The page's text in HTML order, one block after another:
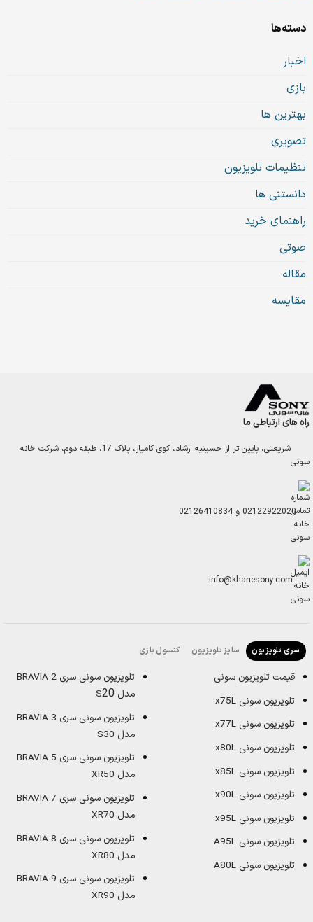
دسته‌ها
اخبار
بازی
بهترین ها
تصویری
تنظیمات تلویزیون
دانستنی ها
راهنمای خرید
صوتی
مقاله
مقایسه
راه های ارتباطی ما
شریعتی، پایین تر از حسینیه ارشاد، کوی کامیار، پلاک 17، طبقه دوم، شرکت خانه
سونی
02122922020 و02126410834
info@khanesony.com
سری تلویزیون سایز تلویزیون کنسول بازی
قیمت تلویزیون سونی
تلویزیون سونی x75L
تلویزیون سونی x77L
تلویزیون سونی x80L
تلویزیون سونی x85L
تلویزیون سونی x90L
تلویزیون سونی x95L
تلویزیون سونی A95L
تلویزیون سونی A80L
تلویزیون سونی سری BRAVIA 2
مدل S 20
تلویزیون سونی سری BRAVIA 3
مدل S30
تلویزیون سونی سری BRAVIA 5
مدل XR50
تلویزیون سونی سری BRAVIA 7
مدل XR70
تلویزیون سونی سری BRAVIA 8
مدل XR80
تلویزیون سونی سری BRAVIA 9
مدل XR90